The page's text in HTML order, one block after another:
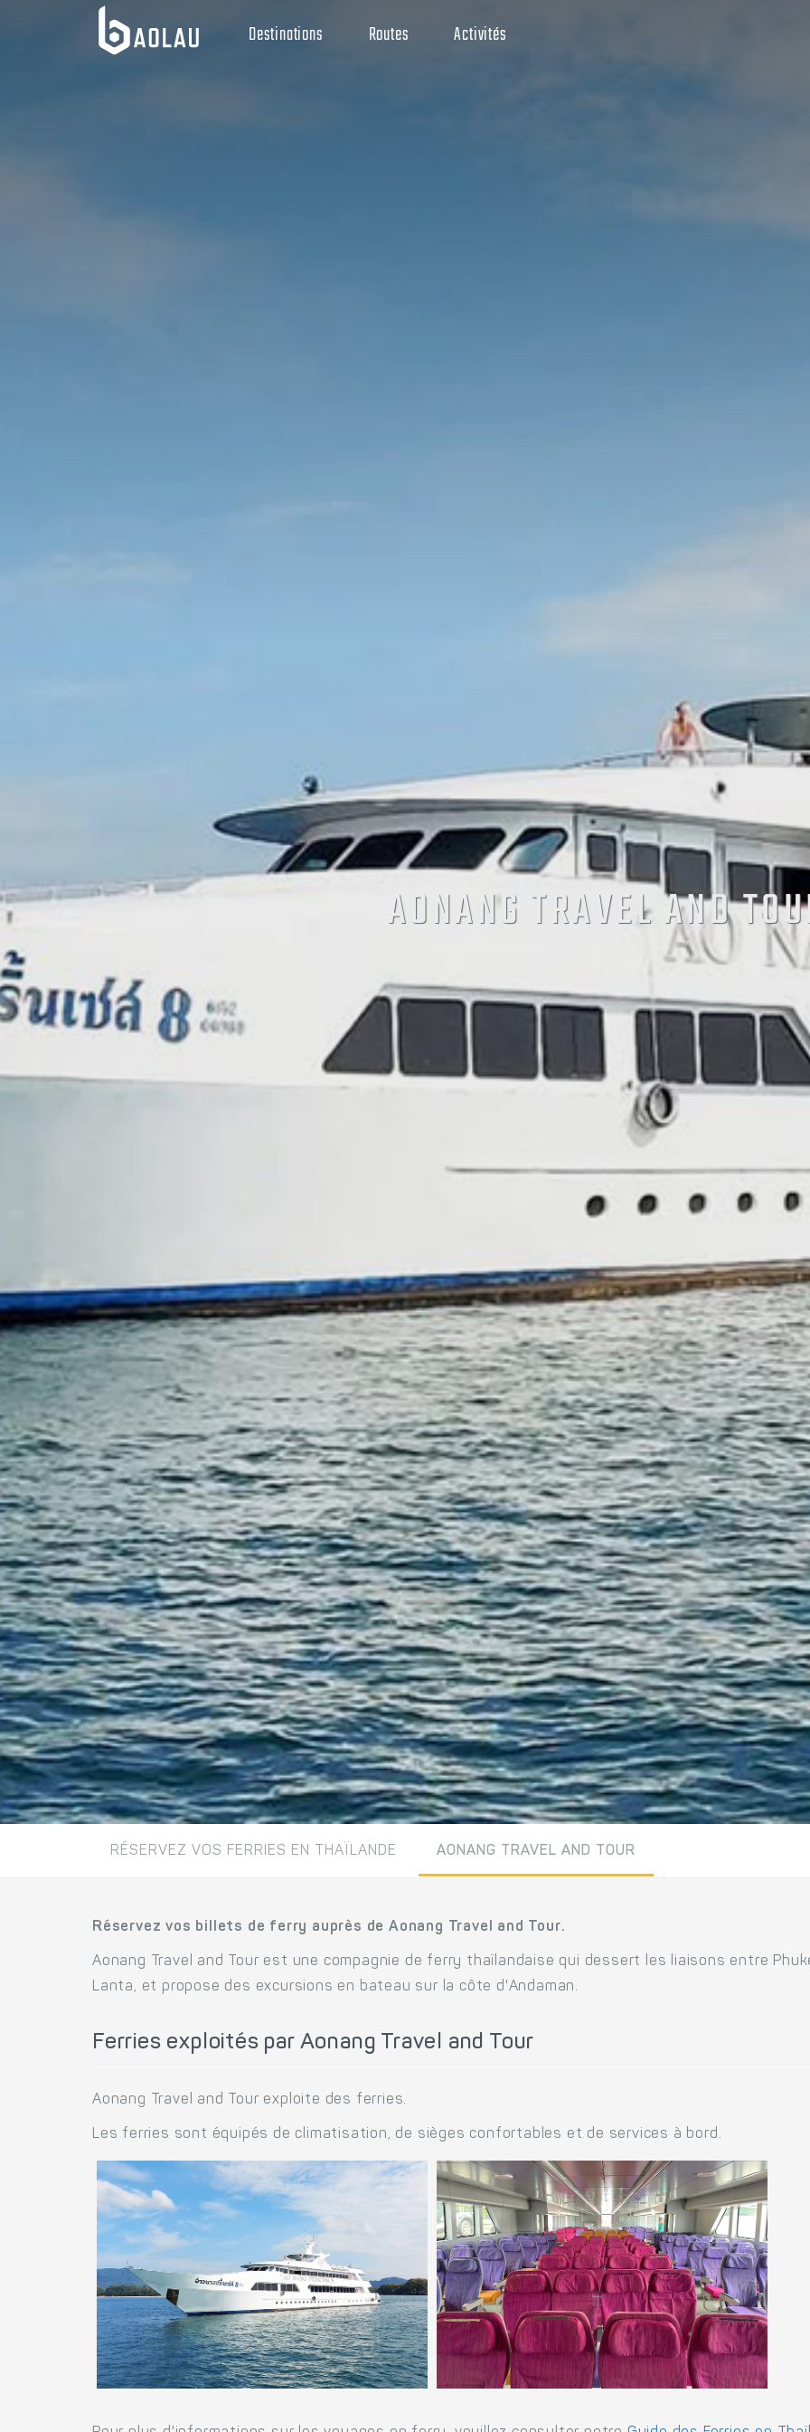
Destinations Routes Activités
AONANG TRAVEL AND
RÉSERVEZ VOS FERRIES EN THAÏLANDE AONANG TRAVEL AND TOUR
Réservez vos billets de ferry auprès de Aonang Travel and Tour.
Aonang Travel and Tour est une compagnie de ferry thaïlandaise qui dessert les liaisons entre
Lanta, et propose des excursions en bateau sur la côte d'Andaman.
Ferries exploités par Aonang Travel and Tour
Aonang Travel and Tour exploite des ferries.
Les ferries sont équipés de climatisation, de sièges confortables et de services à bord.